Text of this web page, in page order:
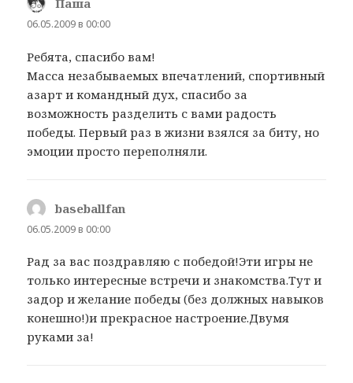
Паша
06.05.2009 в 00:00
Ребята, спасибо вам!
Масса незабываемых впечатлений, спортивный
азарт и командный дух, спасибо за
возможность разделить с вами радость
победы. Первый раз в жизни взялся за биту, но
эмоции просто переполняли.
baseballfan
06.05.2009 в 00:00
Рад за вас поздравляю с победой!Эти игры не
только интересные встречи и знакомства.Тут и
задор и желание победы (без должных навыков
конешно!)и прекрасное настроение.Двумя
руками за!